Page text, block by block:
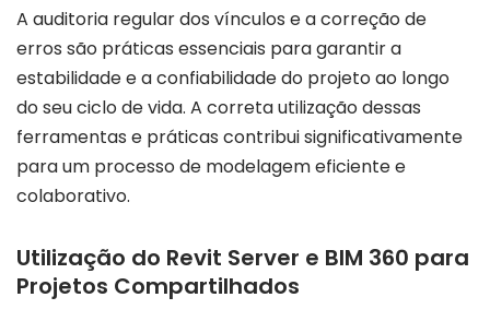
A auditoria regular dos vínculos e a correção de
erros são práticas essenciais para garantir a
estabilidade e a confiabilidade do projeto ao longo
do seu ciclo de vida. A correta utilização dessas
ferramentas e práticas contribui significativamente
para um processo de modelagem eficiente e
colaborativo.
Utilização do Revit Server e BIM 360 para
Projetos Compartilhados